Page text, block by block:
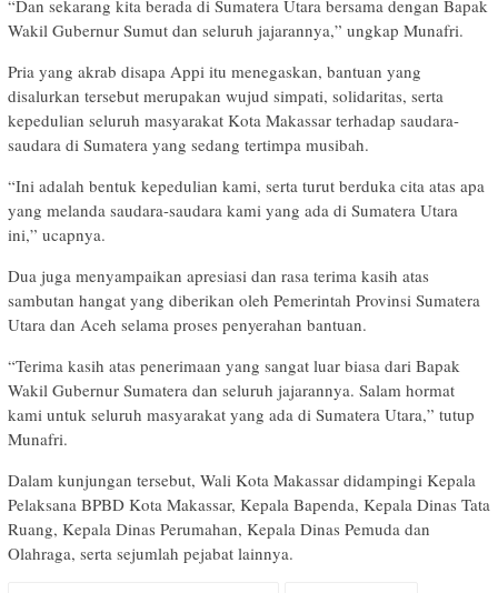
“Dan sekarang kita berada di Sumatera Utara bersama dengan Bapak
Wakil Gubernur Sumut dan seluruh jajarannya,” ungkap Munafri.
Pria yang akrab disapa Appi itu menegaskan, bantuan yang
disalurkan tersebut merupakan wujud simpati, solidaritas, serta
kepedulian seluruh masyarakat Kota Makassar terhadap saudara-
saudara di Sumatera yang sedang tertimpa musibah.
“Ini adalah bentuk kepedulian kami, serta turut berduka cita atas apa
yang melanda saudara-saudara kami yang ada di Sumatera Utara
ini,” ucapnya.
Dua juga menyampaikan apresiasi dan rasa terima kasih atas
sambutan hangat yang diberikan oleh Pemerintah Provinsi Sumatera
Utara dan Aceh selama proses penyerahan bantuan.
“Terima kasih atas penerimaan yang sangat luar biasa dari Bapak
Wakil Gubernur Sumatera dan seluruh jajarannya. Salam hormat
kami untuk seluruh masyarakat yang ada di Sumatera Utara,” tutup
Munafri.
Dalam kunjungan tersebut, Wali Kota Makassar didampingi Kepala
Pelaksana BPBD Kota Makassar, Kepala Bapenda, Kepala Dinas Tata
Ruang, Kepala Dinas Perumahan, Kepala Dinas Pemuda dan
Olahraga, serta sejumlah pejabat lainnya.